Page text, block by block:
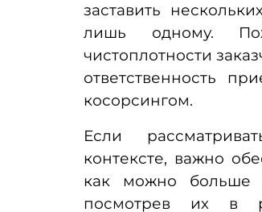
заставить
лишь одному.
чистоплотности
ответственность
косорсингом.
Если
контексте, важно
как можно больше
посмотрев их в